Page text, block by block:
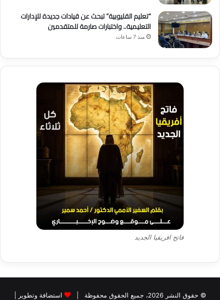
“تعليم القليوبية” تبحث عن قيادات جديدة للإدارات
التعليمية.. واختبارات صارمة للمتقدمين
منذ 7 ساعات
فاتح افريقيا الجديد
© حقوق النشر 2026، جميع الحقوق محفوظة | استضافة وتطوير |